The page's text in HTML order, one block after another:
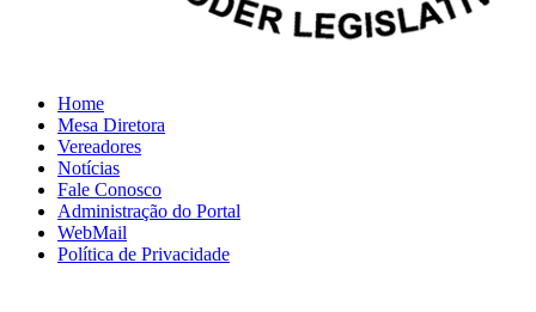
Home
Mesa Diretora
Vereadores
Notícias
Fale Conosco
Administração do Portal
WebMail
Política de Privacidade